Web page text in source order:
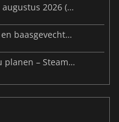
Niuwe Videogames van de week – augustus 2026 (week 32)
Palworld-update maakt Sunreach en baasgevechten stabieler
Microsoft könnte Project Helix neu planen – Steam-Support wackelt